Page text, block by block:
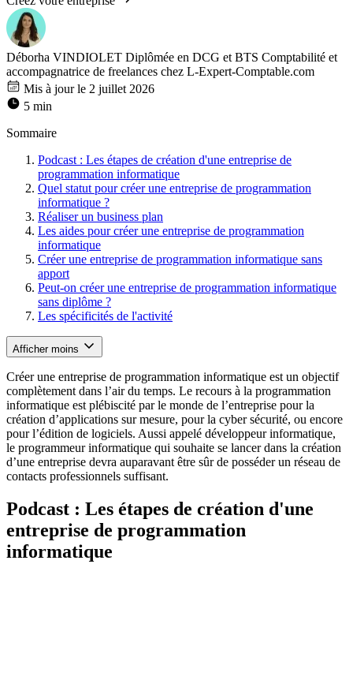
Déborha VINDIOLET Diplômée en DCG et BTS Comptabilité et
accompagnatrice de freelances chez L-Expert-Comptable.com
Mis à jour le 2 juillet 2026
5 min
Sommaire
Podcast : Les étapes de création d'une entreprise de
programmation informatique
Quel statut pour créer une entreprise de programmation
informatique ?
Réaliser un business plan
Les aides pour créer une entreprise de programmation
informatique
Créer une entreprise de programmation informatique sans
apport
Peut-on créer une entreprise de programmation informatique
sans diplôme ?
Les spécificités de l'activité
Afficher moins
Créer une entreprise de programmation informatique est un objectif
complètement dans l’air du temps. Le recours à la programmation
informatique est plébiscité par le monde de l’entreprise pour la
création d’applications sur mesure, pour la cyber sécurité, ou encore
pour l’édition de logiciels. Aussi appelé développeur informatique,
le programmeur informatique qui souhaite se lancer dans la création
d’une entreprise devra auparavant être sûr de posséder un réseau de
contacts professionnels suffisant.
Podcast : Les étapes de création d'une
entreprise de programmation
informatique